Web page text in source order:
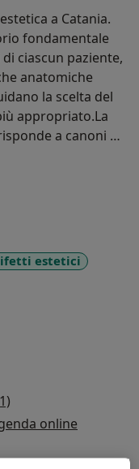
a Catania.
fondamentale
ciascun paziente,
anatomiche
la scelta del
appropriato.La
a canoni di
estetici
online